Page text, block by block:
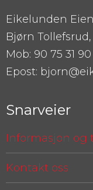
Eikelunden
Bjørn Tollefsrud,
Mob: 90 75 31 90
Epost:
Snarveier
Informasjon og
Kontakt oss